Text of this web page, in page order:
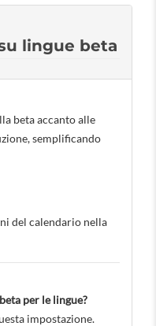
lingue beta
beta accanto alle
semplificando
del calendario nella
per le lingue?
impostazione.